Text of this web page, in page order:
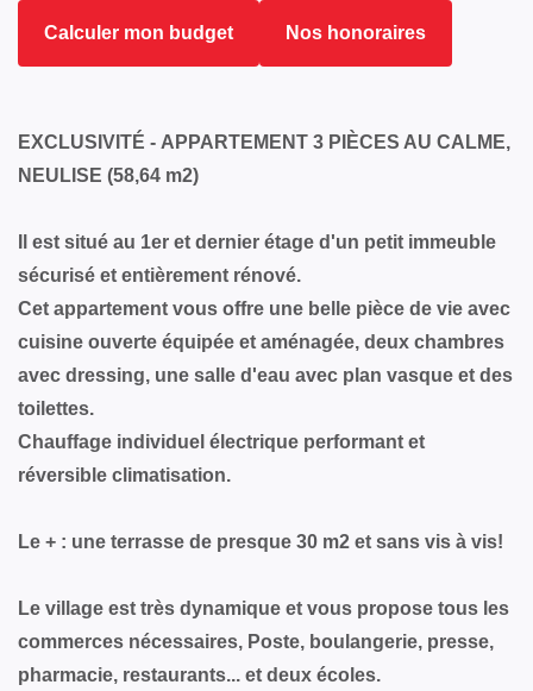
Calculer mon budget Nos honoraires
EXCLUSIVITÉ - APPARTEMENT 3 PIÈCES AU CALME,
NEULISE (58,64 m2)
Il est situé au 1er et dernier étage d'un petit immeuble
sécurisé et entièrement rénové.
Cet appartement vous offre une belle pièce de vie avec
cuisine ouverte équipée et aménagée, deux chambres
avec dressing, une salle d'eau avec plan vasque et des
toilettes.
Chauffage individuel électrique performant et
réversible climatisation.
Le + : une terrasse de presque 30 m2 et sans vis à vis!
Le village est très dynamique et vous propose tous les
commerces nécessaires, Poste, boulangerie, presse,
pharmacie, restaurants... et deux écoles.